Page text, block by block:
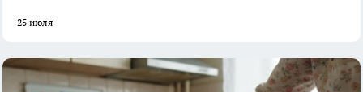
25 июля